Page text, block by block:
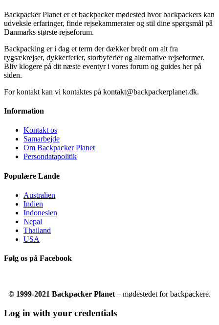
Backpacker Planet er et backpacker mødested hvor backpackers kan
udveksle erfaringer, finde rejsekammerater og stil dine spørgsmål på
Danmarks største rejseforum.
Backpacking er i dag et term der dækker bredt om alt fra
rygsækrejser, dykkerferier, storbyferier og alternative rejseformer.
Bliv klogere på dit næste eventyr i vores forum og guides her på
siden.
For kontakt kan vi kontaktes på kontakt@backpackerplanet.dk.
Information
Kontakt os
Samarbejde
Om Backpacker Planet
Persondatapolitik
Populære Lande
Australien
Indien
Indonesien
Nepal
Thailand
USA
Følg os på Facebook
© 1999-2021 Backpacker Planet – mødestedet for backpackere.
Log in with your credentials